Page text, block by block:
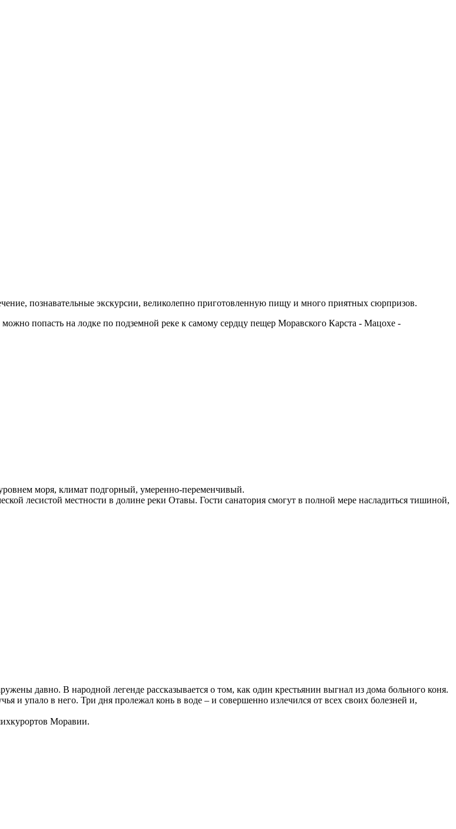
познавательные экскурсии, великолепно приготовленную пищу и много приятных сюрпризов.
попасть на лодке по подземной реке к самому сердцу пещер Моравского Карста - Мацохе -
моря, климат подгорный, умеренно-переменчивый.
лесистой местности в долине реки Отавы. Гости санатория смогут в полной мере насладиться тишиной,
давно. В народной легенде рассказывается о том, как один крестьянин выгнал из дома больного коня.
и упало в него. Три дня пролежал конь в воде – и совершенно излечился от всех своих болезней и,
Моравии.